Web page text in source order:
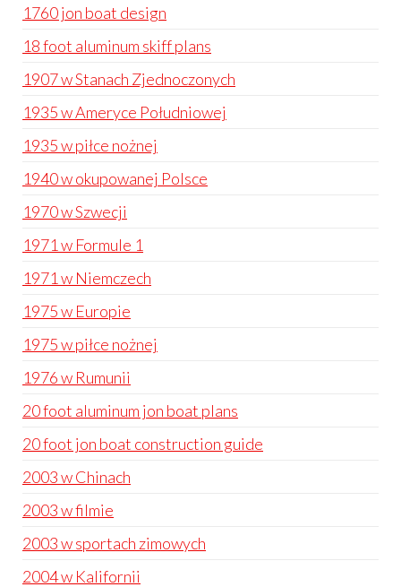
1760 jon boat design
18 foot aluminum skiff plans
1907 w Stanach Zjednoczonych
1935 w Ameryce Południowej
1935 w piłce nożnej
1940 w okupowanej Polsce
1970 w Szwecji
1971 w Formule 1
1971 w Niemczech
1975 w Europie
1975 w piłce nożnej
1976 w Rumunii
20 foot aluminum jon boat plans
20 foot jon boat construction guide
2003 w Chinach
2003 w filmie
2003 w sportach zimowych
2004 w Kalifornii